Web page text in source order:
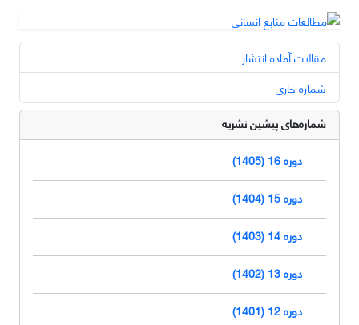
مقالات آماده انتشار
شماره جاری
شماره‌های پیشین نشریه
دوره 16 (1405)
دوره 15 (1404)
دوره 14 (1403)
دوره 13 (1402)
دوره 12 (1401)